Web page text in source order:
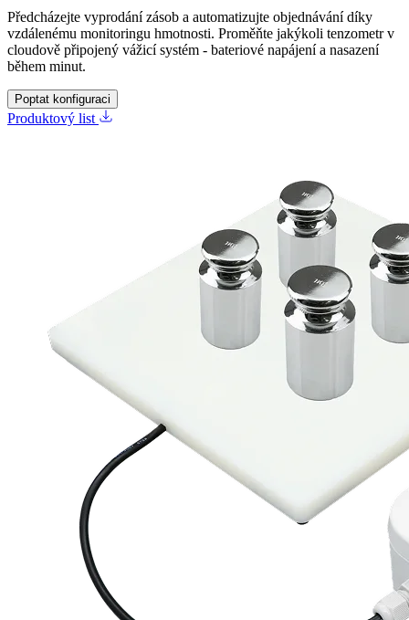
Předcházejte vyprodání zásob a automatizujte objednávání díky
vzdálenému monitoringu hmotnosti. Proměňte jakýkoli tenzometr v
cloudově připojený vážicí systém - bateriové napájení a nasazení
během minut.
Poptat konfiguraci
Produktový list